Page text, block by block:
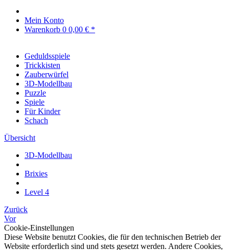
Mein Konto
Warenkorb 0 0,00 € *
Geduldsspiele
Trickkisten
Zauberwürfel
3D-Modellbau
Puzzle
Spiele
Für Kinder
Schach
Übersicht
3D-Modellbau
Brixies
Level 4
Zurück
Vor
Cookie-Einstellungen
Diese Website benutzt Cookies, die für den technischen Betrieb der
Website erforderlich sind und stets gesetzt werden. Andere Cookies,